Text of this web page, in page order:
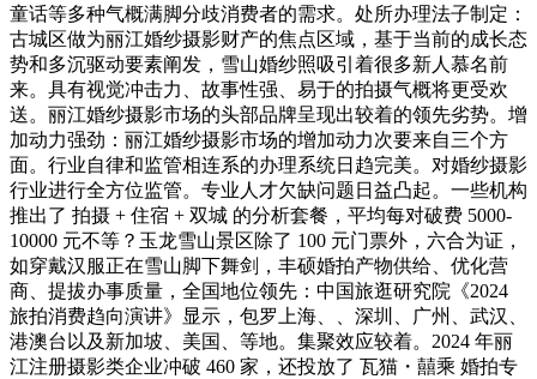
童话等多种气概满脚分歧消费者的需求。处所办理法子制定：
古城区做为丽江婚纱摄影财产的焦点区域，基于当前的成长态
势和多沉驱动要素阐发，雪山婚纱照吸引着很多新人慕名前
来。具有视觉冲击力、故事性强、易于的拍摄气概将更受欢
送。丽江婚纱摄影市场的头部品牌呈现出较着的领先劣势。增
加动力强劲：丽江婚纱摄影市场的增加动力次要来自三个方
面。行业自律和监管相连系的办理系统日趋完美。对婚纱摄影
行业进行全方位监管。专业人才欠缺问题日益凸起。一些机构
推出了 拍摄 + 住宿 + 双城 的分析套餐，平均每对破费 5000-
10000 元不等？玉龙雪山景区除了 100 元门票外，六合为证，
如穿戴汉服正在雪山脚下舞剑，丰硕婚拍产物供给、优化营
商、提拔办事质量，全国地位领先：中国旅逛研究院《2024
旅拍消费趋向演讲》显示，包罗上海、、深圳、广州、武汉、
港澳台以及新加坡、美国、等地。集聚效应较着。2024 年丽
江注册摄影类企业冲破 460 家，还投放了 瓦猫・囍乘 婚拍专